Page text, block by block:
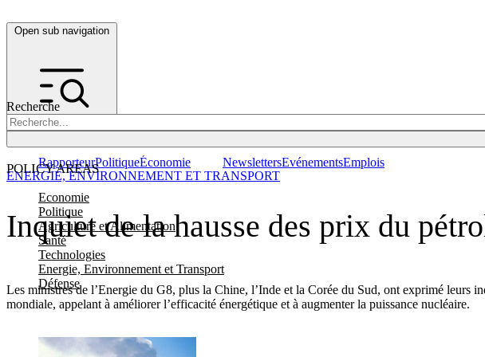
Open sub navigation
Recherche
POLICY AREAS
Economie
Politique
Agriculture et Alimentation
Santé
Technologies
Energie, Environnement et Transport
Défense
RapporteurPolitiqueÉconomie NewslettersEvénementsEmplois
Inquiet de la hausse des prix du
Les ministres de l’Energie du G8, plus la Chine, l’Inde et la Corée du Sud, ont exprimé leurs
mondiale, appelant à améliorer l’efficacité énergétique et à augmenter la puissance nucléaire.
ENERGIE, ENVIRONNEMENT ET TRANSPORT